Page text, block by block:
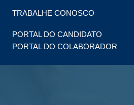
TRABALHE CONOSCO
PORTAL DO CANDIDATO
PORTAL DO COLABORADOR